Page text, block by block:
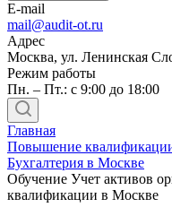
E-mail
mail@audit-ot.ru
Адрес
Москва, ул. Ленинская
Режим работы
Пн. – Пт.: с 9:00 до 18:00
Главная
Повышение
Бухгалтерия в Москве
Обучение Учет активов
квалификации в Москве